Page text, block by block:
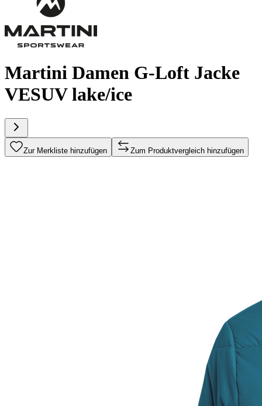
Martini Damen G-Loft Jacke
VESUV lake/ice
Zur Merkliste hinzufügen Zum Produktvergleich hinzufügen